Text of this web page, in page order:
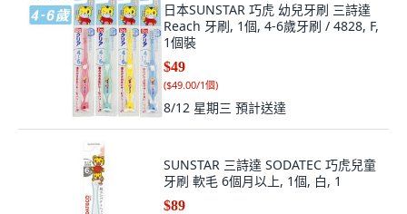
日本SUNSTAR 巧虎 幼兒牙刷 三詩達
Reach 牙刷, 1個, 4-6歲牙刷 / 4828, F,
1個裝
$49
($49.00/1個)
8/12 星期三 預計送達
SUNSTAR 三詩達 SODATEC 巧虎兒童
牙刷 軟毛 6個月以上, 1個, 白, 1
$89